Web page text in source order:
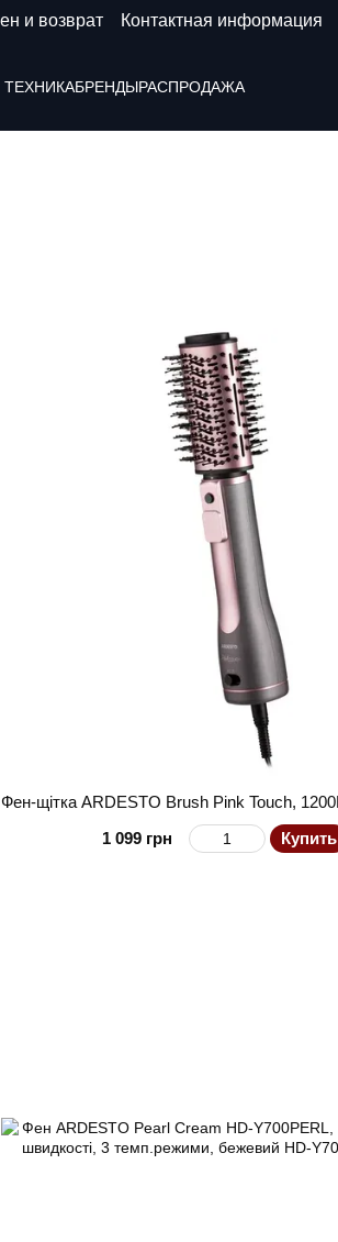
и возврат Контактная информация
БРЕНДЫРАСПРОДАЖА
1 099 грн
Купить